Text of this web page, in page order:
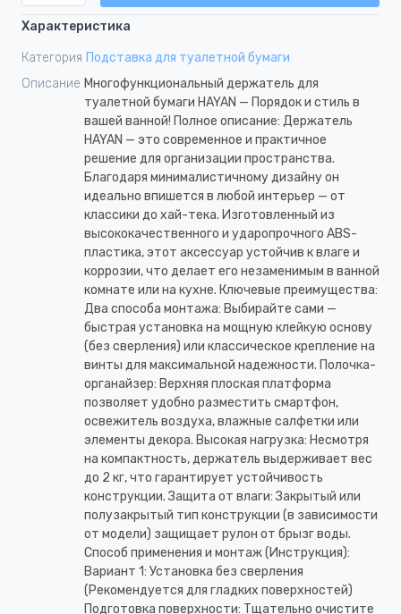
Характеристика
Категория Подставка для туалетной бумаги
Описание Многофункциональный держатель для
туалетной бумаги HAYAN — Порядок и стиль в
вашей ванной! Полное описание: Держатель
HAYAN — это современное и практичное
решение для организации пространства.
Благодаря минималистичному дизайну он
идеально впишется в любой интерьер — от
классики до хай-тека. Изготовленный из
высококачественного и ударопрочного ABS-
пластика, этот аксессуар устойчив к влаге и
коррозии, что делает его незаменимым в ванной
комнате или на кухне. Ключевые преимущества:
Два способа монтажа: Выбирайте сами —
быстрая установка на мощную клейкую основу
(без сверления) или классическое крепление на
винты для максимальной надежности. Полочка-
органайзер: Верхняя плоская платформа
позволяет удобно разместить смартфон,
освежитель воздуха, влажные салфетки или
элементы декора. Высокая нагрузка: Несмотря
на компактность, держатель выдерживает вес
до 2 кг, что гарантирует устойчивость
конструкции. Защита от влаги: Закрытый или
полузакрытый тип конструкции (в зависимости
от модели) защищает рулон от брызг воды.
Способ применения и монтаж (Инструкция):
Вариант 1: Установка без сверления
(Рекомендуется для гладких поверхностей)
Подготовка поверхности: Тщательно очистите